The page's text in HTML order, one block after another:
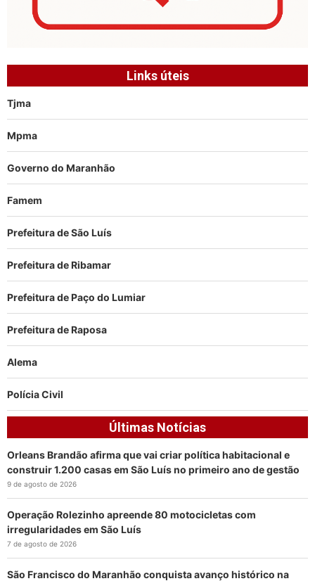
Links úteis
Tjma
Mpma
Governo do Maranhão
Famem
Prefeitura de São Luís
Prefeitura de Ribamar
Prefeitura de Paço do Lumiar
Prefeitura de Raposa
Alema
Polícia Civil
Últimas Notícias
Orleans Brandão afirma que vai criar política habitacional e
construir 1.200 casas em São Luís no primeiro ano de gestão
9 de agosto de 2026
Operação Rolezinho apreende 80 motocicletas com
irregularidades em São Luís
7 de agosto de 2026
São Francisco do Maranhão conquista avanço histórico na